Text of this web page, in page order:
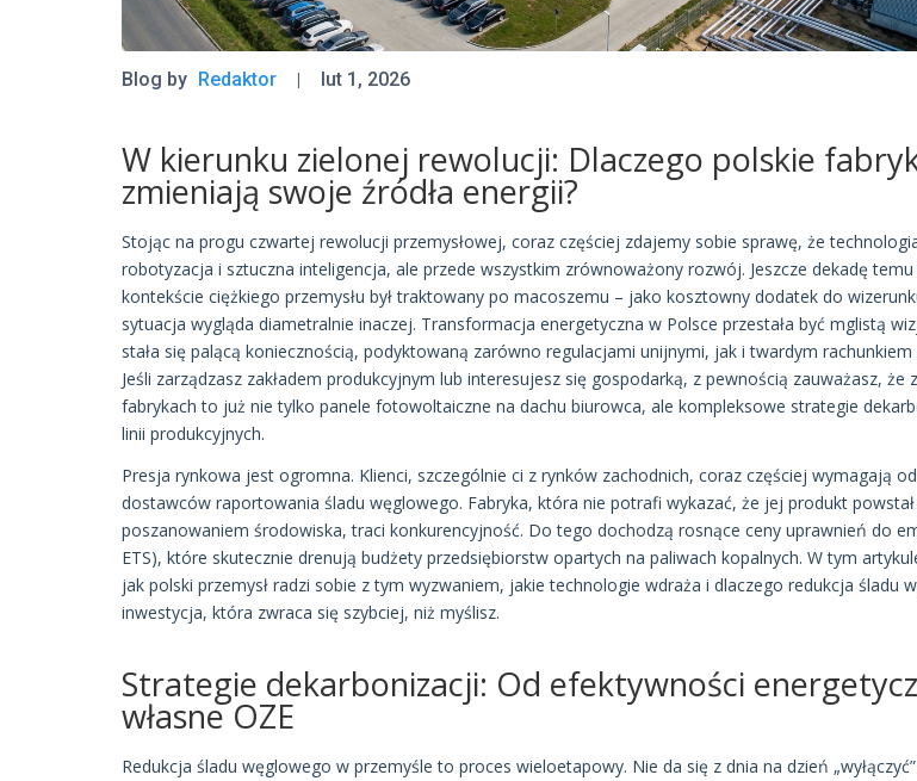
Blog by Redaktor lut 1, 2026
W kierunku zielonej rewolucji: Dlaczego polskie
zmieniają swoje źródła energii?
Stojąc na progu czwartej rewolucji przemysłowej, coraz częściej zdajemy sobie sprawę, że
robotyzacja i sztuczna inteligencja, ale przede wszystkim zrównoważony rozwój. Jeszcze dekadę
kontekście ciężkiego przemysłu był traktowany po macoszemu – jako kosztowny dodatek do
sytuacja wygląda diametralnie inaczej. Transformacja energetyczna w Polsce przestała być mglistą
stała się palącą koniecznością, podyktowaną zarówno regulacjami unijnymi, jak i twardym
Jeśli zarządzasz zakładem produkcyjnym lub interesujesz się gospodarką, z pewnością zauważasz, że
fabrykach to już nie tylko panele fotowoltaiczne na dachu biurowca, ale kompleksowe strategie
linii produkcyjnych.
Presja rynkowa jest ogromna. Klienci, szczególnie ci z rynków zachodnich, coraz częściej wymagają
dostawców raportowania śladu węglowego. Fabryka, która nie potrafi wykazać, że jej produkt
poszanowaniem środowiska, traci konkurencyjność. Do tego dochodzą rosnące ceny uprawnień do
ETS), które skutecznie drenują budżety przedsiębiorstw opartych na paliwach kopalnych. W tym
jak polski przemysł radzi sobie z tym wyzwaniem, jakie technologie wdraża i dlaczego redukcja śladu
inwestycja, która zwraca się szybciej, niż myślisz.
Strategie dekarbonizacji: Od efektywności
własne OZE
Redukcja śladu węglowego w przemyśle to proces wieloetapowy. Nie da się z dnia na dzień